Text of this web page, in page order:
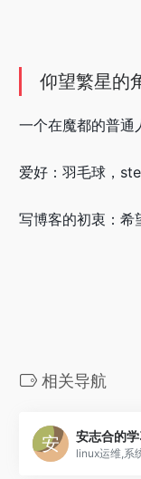
仰望繁星的
一个在魔都的普通
爱好：羽毛球，
写博客的初衷：希
相关导航
安志合的